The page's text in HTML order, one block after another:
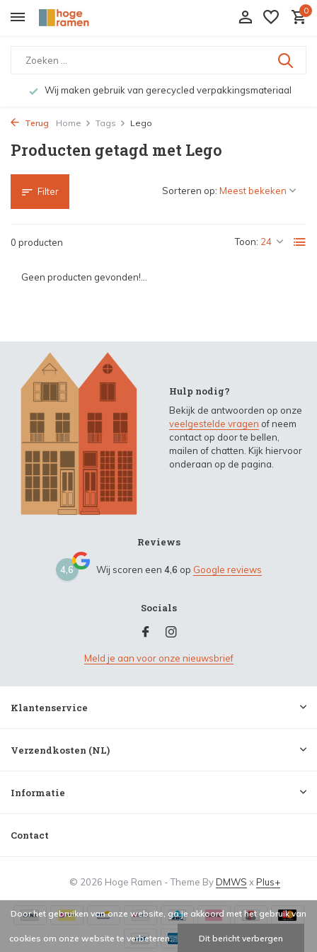
0
Wij maken gebruik van gerecycled verpakkingsmateriaal
Terug Home Tags Lego
Producten getagd met Lego
Filter
0 producten Toon:
Sorteren op:
Geen producten gevonden!...
Hulp nodig?
Bekijk de antwoorden op onze
veelgestelde vragen of neem
contact op door te bellen,
mailen of chatten. Kijk hiervoor
onderaan op de pagina.
Reviews
4,6 Wij scoren een 4,6 op Google reviews
Socials
Meld je aan voor onze nieuwsbrief
Klantenservice
Verzendkosten (NL)
Informatie
Contact
© 2026 Hoge Ramen - Theme ByDMWS xPlus+
Door het gebruiken van onze website, ga je akkoord met het gebruik van
cookies om onze website te verbeteren. Dit bericht verbergen